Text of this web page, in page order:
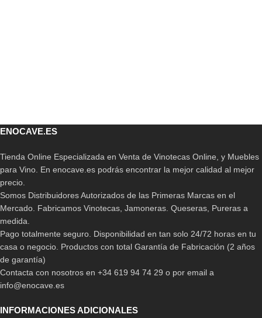
ENOCAVE.ES
Tienda Online Especializada en Venta de Vinotecas Online, y Muebles
para Vino. En enocave.es podrás encontrar la mejor calidad al mejor
precio.
Somos Distribuidores Autorizados de las Primeras Marcas en el
Mercado. Fabricamos Vinotecas, Jamoneras. Queseras, Pureras a
medida.
Pago totalmente seguro. Disponibilidad en tan solo 24/72 horas en tu
casa o negocio. Productos con total Garantía de Fabricación (2 años
de garantía)
Contacta con nosotros en +34 619 94 74 29 o por email a
info@enocave.es
INFORMACIONES ADICIONALES